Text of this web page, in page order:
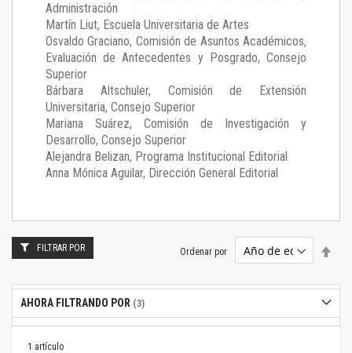
Administración
Martín Liut, Escuela Universitaria de Artes
Osvaldo Graciano, Comisión de Asuntos Académicos,
Evaluación de Antecedentes y Posgrado, Consejo
Superior
Bárbara Altschuler, Comisión de Extensión
Universitaria, Consejo Superior
Mariana Suárez, Comisión de Investigación y
Desarrollo, Consejo Superior
Alejandra Belizan, Programa Institucional Editorial
Anna Mónica Aguilar, Dirección General Editorial
1 artículo
Ordenar por
FILTRAR POR
AHORA FILTRANDO POR